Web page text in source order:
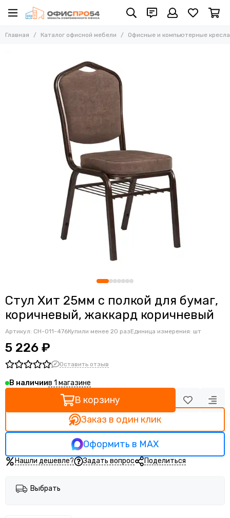
Офисные и компьютерные кресла
Складные стулья
Офисные кресла для персонала
Кресла для руководителей
Усиленные кресла (до 250 кг)
Конференц-кресла
Эргономичные кресла
Кресла для домашнего офиса
Офисные кресла Samurai
Офисные кресла Ergolife
Офисные кресла Yoga
Офисные кресла Move
Реклайнер кресла
Многоместные секции
Ортопедические кресла
Главная Каталог офисной мебели Офисные и компьютерные кресла
Стул Хит 25мм с полкой для бумаг,
коричневый, жаккард коричневый
Артикул: CH-011-476Купили менее 20 разЕдиница измерения: шт
5 226 ₽
Оставить отзыв
В наличиив 1 магазине
В корзину
Заказ в один клик
Оформить в MAX
Нашли дешевле? Задать вопрос Поделиться
Выбрать